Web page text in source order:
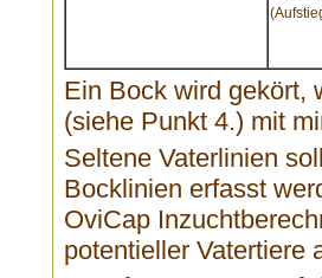
Ein Bock wird gekört,
(siehe Punkt 4.) mit
Seltene Vaterlinien
Bocklinien erfasst
OviCap
potentieller Vatertiere